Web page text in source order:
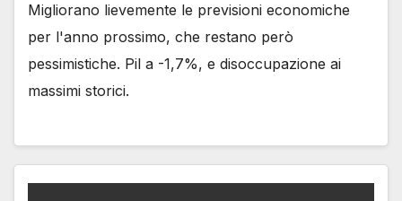
Migliorano lievemente le previsioni economiche
per l'anno prossimo, che restano però
pessimistiche. Pil a -1,7%, e disoccupazione ai
massimi storici.